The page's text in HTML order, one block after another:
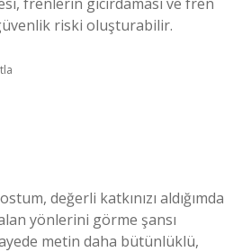
güvenlik riski oluşturabilir.
değerli katkınızı aldığımda
yönlerini görme şansı
metin daha bütünlüklü,